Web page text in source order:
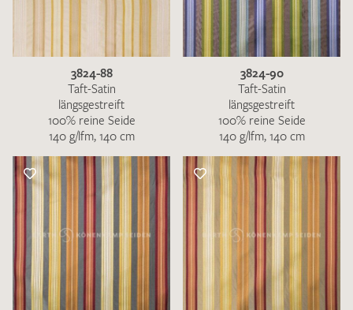
3824-88
Taft-Satin
längsgestreift
100% reine Seide
140 g/lfm, 140 cm
3824-90
Taft-Satin
längsgestreift
100% reine Seide
140 g/lfm, 140 cm